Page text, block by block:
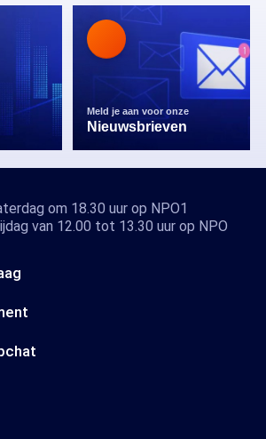
Meld je aan voor onze
Nieuwsbrieven
om 18.30 uur op NPO1
van 12.00 tot 13.30 uur op NPO